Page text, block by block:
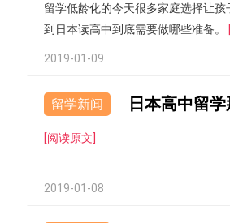
留学低龄化的今天很多家庭选择让
到日本读高中到底需要做哪些准备。
2019-01-09
留学新闻 日本高中留
[阅读原文]
2019-01-08